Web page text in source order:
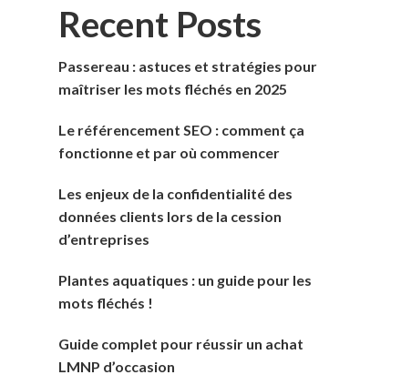
Recent Posts
Passereau : astuces et stratégies pour
maîtriser les mots fléchés en 2025
Le référencement SEO : comment ça
fonctionne et par où commencer
Les enjeux de la confidentialité des
données clients lors de la cession
d’entreprises
Plantes aquatiques : un guide pour les
mots fléchés !
Guide complet pour réussir un achat
LMNP d’occasion